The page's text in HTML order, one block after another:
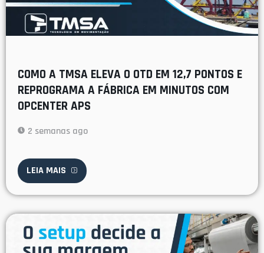
COMO A TMSA ELEVA O OTD EM 12,7 PONTOS E
REPROGRAMA A FÁBRICA EM MINUTOS COM
OPCENTER APS
2 semanas ago
LEIA MAIS